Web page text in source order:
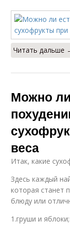
Читать дальше
Можно
веса
Итак, какие
Здесь каждый
которая станет
блюду или
1.груши и яблоки;